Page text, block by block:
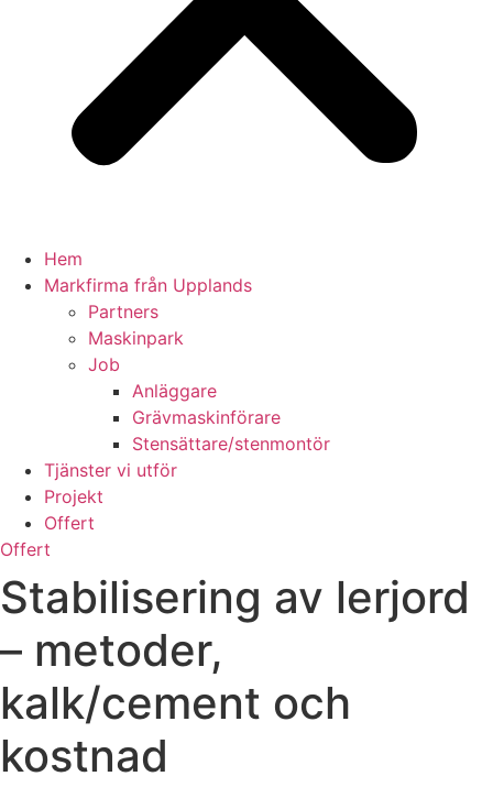
Hem
Markfirma från Upplands
Partners
Maskinpark
Job
Anläggare
Grävmaskinförare
Stensättare/stenmontör
Tjänster vi utför
Projekt
Offert
Offert
Stabilisering av lerjord
– metoder,
kalk/cement och
kostnad